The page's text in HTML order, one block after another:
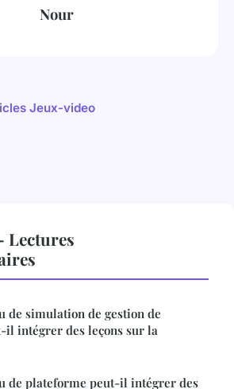
Nour
Jeux-video
Lectures
de simulation de gestion de
il intégrer des leçons sur la
de plateforme peut-il intégrer des